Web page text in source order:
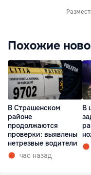
Похожие
В Страшенском
районе
продолжаются
проверки: выявлены
нетрезвые водители
час назад
В